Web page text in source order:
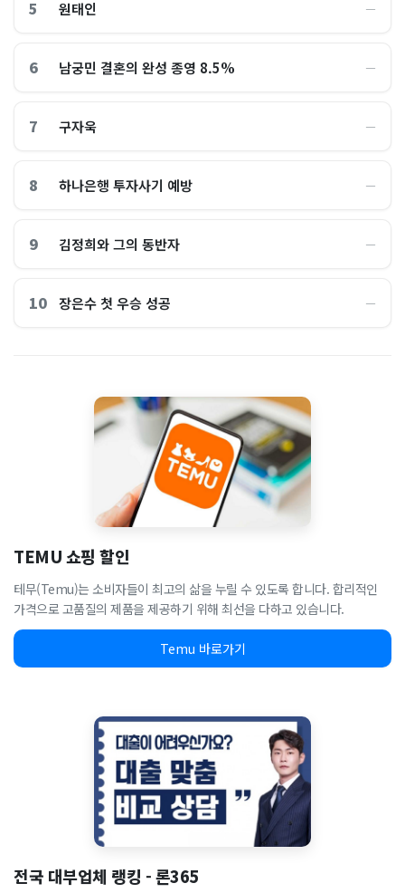
5 원태인 ―
6 남궁민 결혼의 완성 종영 8.5% ―
7 구자욱 ―
8 하나은행 투자사기 예방 ―
9 김정희와 그의 동반자 ―
10 장은수 첫 우승 성공 ―
TEMU 쇼핑 할인
테무(Temu)는 소비자들이 최고의 삶을 누릴 수 있도록 합니다. 합리적인
가격으로 고품질의 제품을 제공하기 위해 최선을 다하고 있습니다.
Temu 바로가기
전국 대부업체 랭킹 - 론365